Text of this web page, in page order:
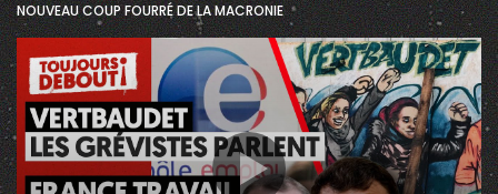
NOUVEAU COUP FOURRÉ DE LA MACRONIE